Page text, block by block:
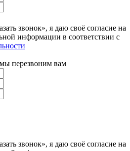
звонок», я даю своё согласие на
информации в соответствии с
перезвоним вам
звонок», я даю своё согласие на